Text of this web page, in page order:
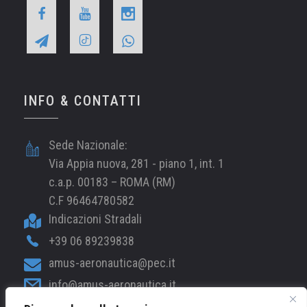
INFO & CONTATTI
Sede Nazionale:
Via Appia nuova, 281 - piano 1, int. 1
c.a.p. 00183 – ROMA (RM)
C.F 96464780582
Indicazioni Stradali
+39 06 89239838
amus-aeronautica@pec.it
info@amus-aeronautica.it